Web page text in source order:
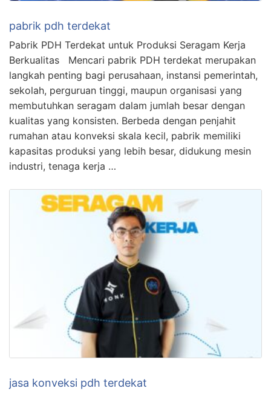
pabrik pdh terdekat
Pabrik PDH Terdekat untuk Produksi Seragam Kerja
Berkualitas Mencari pabrik PDH terdekat merupakan
langkah penting bagi perusahaan, instansi pemerintah,
sekolah, perguruan tinggi, maupun organisasi yang
membutuhkan seragam dalam jumlah besar dengan
kualitas yang konsisten. Berbeda dengan penjahit
rumahan atau konveksi skala kecil, pabrik memiliki
kapasitas produksi yang lebih besar, didukung mesin
industri, tenaga kerja …
jasa konveksi pdh terdekat